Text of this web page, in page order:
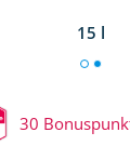
15 l
30